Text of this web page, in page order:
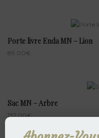
Porte livre Enda MN – Lion
89.00€
Sac MN – Arbre
137.00€